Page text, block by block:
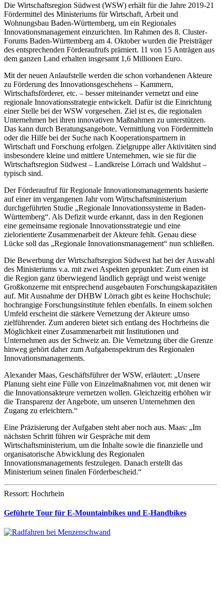
Die Wirtschaftsregion Südwest (WSW) erhält für die Jahre 2019-21
Fördermittel des Ministeriums für Wirtschaft, Arbeit und
Wohnungsbau Baden-Württemberg, um ein Regionales
Innovationsmanagement einzurichten. Im Rahmen des 8. Cluster-
Forums Baden-Württemberg am 4. Oktober wurden die Preisträger
des entsprechenden Förderaufrufs prämiert. 11 von 15 Anträgen aus
dem ganzen Land erhalten insgesamt 1,6 Millionen Euro.
Mit der neuen Anlaufstelle werden die schon vorhandenen Akteure
zu Förderung des Innovationsgeschehens – Kammern,
Wirtschaftsförderer, etc. – besser miteinander vernetzt und eine
regionale Innovationsstrategie entwickelt. Dafür ist die Einrichtung
einer Stelle bei der WSW vorgesehen. Ziel ist es, die regionalen
Unternehmen bei ihren innovativen Maßnahmen zu unterstützen.
Das kann durch Beratungsangebote, Vermittlung von Fördermitteln
oder die Hilfe bei der Suche nach Kooperationspartnern in
Wirtschaft und Forschung erfolgen. Zielgruppe aller Aktivitäten sind
insbesondere kleine und mittlere Unternehmen, wie sie für die
Wirtschaftsregion Südwest – Landkreise Lörrach und Waldshut –
typisch sind.
Der Förderaufruf für Regionale Innovationsmanagements basierte
auf einer im vergangenen Jahr vom Wirtschaftsministerium
durchgeführten Studie „Regionale Innovationssysteme in Baden-
Württemberg“. Als Defizit wurde erkannt, dass in den Regionen
eine gemeinsame regionale Innovationsstrategie und eine
zielorientierte Zusammenarbeit der Akteure fehlt. Genau diese
Lücke soll das „Regionale Innovationsmanagement“ nun schließen.
Die Bewerbung der Wirtschaftsregion Südwest hat bei der Auswahl
des Ministeriums v.a. mit zwei Aspekten gepunktet: Zum einen ist
die Region ganz überwiegend ländlich geprägt und weist wenige
Großkonzerne mit entsprechend ausgebauten Forschungskapazitäten
auf. Mit Ausnahme der DHBW Lörrach gibt es keine Hochschule;
hochrangige Forschungsinstitute fehlen ebenfalls. In einem solchen
Umfeld erscheint die stärkere Vernetzung der Akteure umso
zielführender. Zum anderen bietet sich entlang des Hochrheins die
Möglichkeit einer Zusammenarbeit mit Institutionen und
Unternehmen aus der Schweiz an. Die Vernetzung über die Grenze
hinweg gehört daher zum Aufgabenspektrum des Regionalen
Innovationsmanagements.
Alexander Maas, Geschäftsführer der WSW, erläutert: „Unsere
Planung sieht eine Fülle von Einzelmaßnahmen vor, mit denen wir
die Innovationsakteure vernetzen wollen. Gleichzeitig erhöhen wir
die Transparenz der Angebote, um unseren Unternehmen den
Zugang zu erleichtern.“
Eine Präzisierung der Aufgaben steht aber noch aus. Maas: „Im
nächsten Schritt führen wir Gespräche mit dem
Wirtschaftsministerium, um die Inhalte sowie die finanzielle und
organisatorische Abwicklung des Regionalen
Innovationsmanagements festzulegen. Danach erstellt das
Ministerium seinen finalen Förderbescheid.“
Ressort: Hochrhein
Geführte Tour für E-Mountainbikes und E-Handbikes